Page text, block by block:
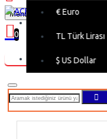
€Euro
TL Türk Lirası
$ US Dollar
Menu
0
Alışveriş sepetiniz boş!